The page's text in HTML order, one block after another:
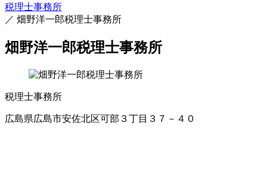
税理士事務所
／ 畑野洋一郎税理士事務所
畑野洋一郎税理士事務所
税理士事務所
広島県広島市安佐北区可部３丁目３７－４０